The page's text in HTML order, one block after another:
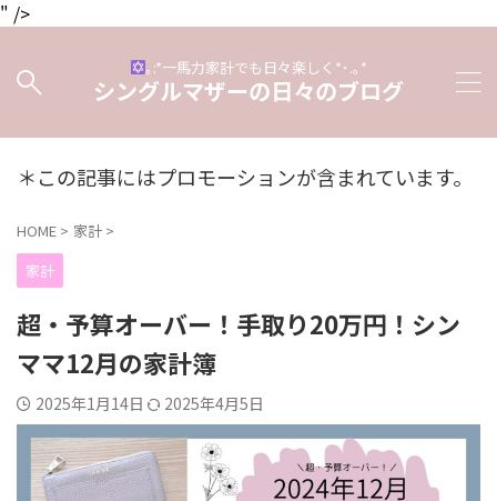
" />
｡:*一馬力家計でも日々楽しく*･.｡*
シングルマザーの日々のブログ
＊この記事にはプロモーションが含まれています。
HOME > 家計 >
家計
超・予算オーバー！手取り20万円！シン
ママ12月の家計簿
2025年1月14日 2025年4月5日